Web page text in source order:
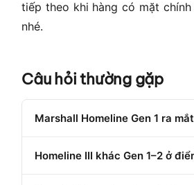
tiếp theo khi hàng có mặt
nhé.
Câu hỏi thường gặp
Marshall Homeline Gen 1 ra
Homeline III khác Gen 1–2 ở